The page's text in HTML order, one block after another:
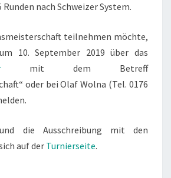
nach Schweizer System.
teilnehmen möchte,
10. September 2019 über das
mit dem Betreff
oder bei Olaf Wolna (Tel. 0176
die Ausschreibung mit den
auf der Turnierseite.